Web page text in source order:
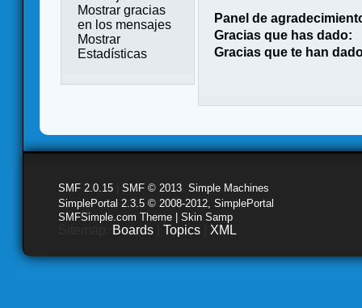
Mostrar gracias
en los mensajes
Mostrar
Estadísticas
Panel de
Gracias que has dado:
Gracias que te han
SMF 2.0.15 SMF © 2013 Simple Machines
SimplePortal 2.3.5 © 2008-2012, SimplePortal
SMFSimple.com Theme | Skin Samp
Boards Topics XML